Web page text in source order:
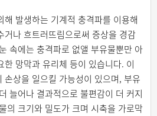
해 발생하는 기계적 충격파를 이용해
거나 흐트러뜨림으로써 증상을 경감
속에는 충격파로 없앨 부유물뿐만 아
한 망막과 유리체 등이 있습니다. 이
손상을 일으킬 가능성이 있으며, 부유
늘어나 결과적으로 불편감이 더 커지
의 크기와 밀도가 크며 시축을 가로막